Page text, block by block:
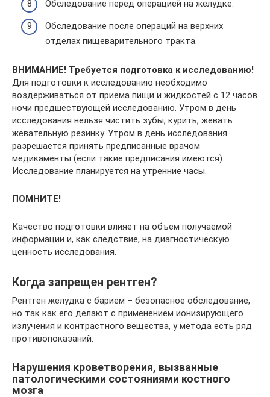
Обследование перед операцией на желудке.
Обследование после операций на верхних
отделах пищеварительного тракта.
ВНИМАНИЕ! Требуется подготовка к исследованию!
Для подготовки к исследованию необходимо
воздерживаться от приема пищи и жидкостей с 12 часов
ночи предшествующей исследованию. Утром в день
исследования нельзя чистить зубы, курить, жевать
жевательную резинку. Утром в день исследования
разрешается принять предписанные врачом
медикаменты (если такие предписания имеются).
Исследование планируется на утренние часы.
ПОМНИТЕ!
Качество подготовки влияет на объем получаемой
информации и, как следствие, на диагностическую
ценность исследования.
Когда запрещен рентген?
Рентген желудка с барием – безопасное обследование,
но так как его делают с применением ионизирующего
излучения и контрастного вещества, у метода есть ряд
противопоказаний.
Нарушения кроветворения, вызванные
патологическими состояниями костного
мозга